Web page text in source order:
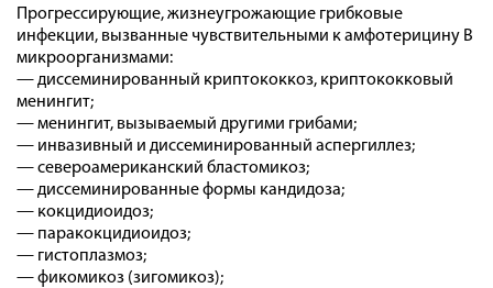
Прогрессирующие, жизнеугрожающие грибковые
инфекции, вызванные чувствительными к амфотерицину В
микроорганизмами:
— диссеминированный криптококкоз, криптококковый
менингит;
— менингит, вызываемый другими грибами;
— инвазивный и диссеминированный аспергиллез;
— североамериканский бластомикоз;
— диссеминированные формы кандидоза;
— кокцидиоидоз;
— паракокцидиоидоз;
— гистоплазмоз;
— фикомикоз (зигомикоз);